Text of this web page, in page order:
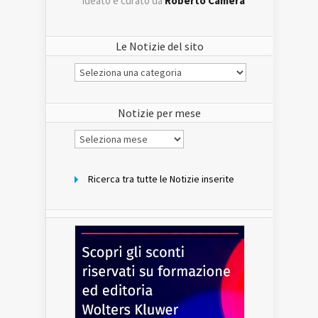
Le Notizie del sito
Le
Notizie
Notizie per mese
Notizie
per
Ricerca tra tutte le Notizie inserite